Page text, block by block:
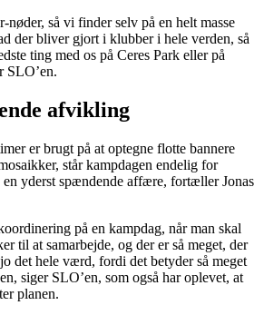
så vi finder selv på en helt masse
der bliver gjort i klubber i hele verden, så
ting med os på Ceres Park eller på
SLO’en.
afvikling
er brugt på at optegne flotte bannere
står kampdagen endelig for
yderst spændende affære, fortæller Jonas
på en kampdag, når man skal
til at samarbejde, og der er så meget, der
det hele værd, fordi det betyder så meget
siger SLO’en, som også har oplevet, at
planen.